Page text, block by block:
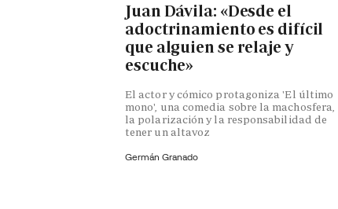
Juan Dávila: «Desde el
adoctrinamiento es difícil
que alguien se relaje y
escuche»
El actor y cómico protagoniza 'El último
mono', una comedia sobre la machosfera,
la polarización y la responsabilidad de
tener un altavoz
Germán Granado